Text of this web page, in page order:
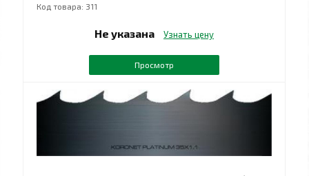
Код товара: 311
Не указана Узнать цену
Просмотр